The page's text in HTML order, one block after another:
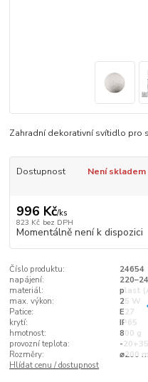
Zahradní dekorativní svítidlo pro
Dostupnost Není skladem
996 Kč/ks
823 Kč bez DPH
Momentálně není k dispozici
Číslo produktu:
24654
napájení:
materiál:
plast
max. výkon:
25 W
Patice:
E27
krytí:
IP65
hmotnost:
800 g
provozní teplota:
-
Rozměry:
⌀200
Hlídat cenu / dostupnost